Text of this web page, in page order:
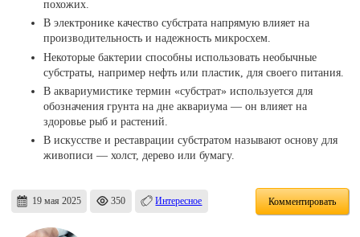
похожих.
В электронике качество субстрата напрямую влияет на
производительность и надежность микросхем.
Некоторые бактерии способны использовать необычные
субстраты, например нефть или пластик, для своего питания.
В аквариумистике термин «субстрат» используется для
обозначения грунта на дне аквариума — он влияет на
здоровье рыб и растений.
В искусстве и реставрации субстратом называют основу для
живописи — холст, дерево или бумагу.
19 мая 2025 350 Интересное Комментировать